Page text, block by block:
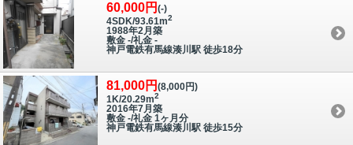
60,000円 (-)
4SDK/93.61m2
1988年2月築
敷金 -/礼金 -
神戸電鉄有馬線湊川駅 徒歩18分
81,000円 (8,000円)
1K/20.29m2
2016年7月築
敷金 -/礼金 1ヶ月分
神戸電鉄有馬線湊川駅 徒歩15分